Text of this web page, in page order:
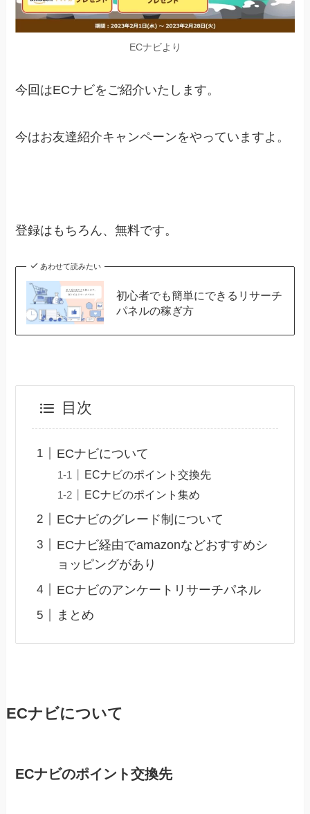
ECナビより
今回はECナビをご紹介いたします。
今はお友達紹介キャンペーンをやっていますよ。
登録はもちろん、無料です。
あわせて読みたい
初心者でも簡単にできるリサーチ
パネルの稼ぎ方
目次
ECナビについて
ECナビのポイント交換先
ECナビのポイント集め
ECナビのグレード制について
ECナビ経由でamazonなどおすすめシ
ョッピングがあり
ECナビのアンケートリサーチパネル
まとめ
ECナビについて
ECナビのポイント交換先